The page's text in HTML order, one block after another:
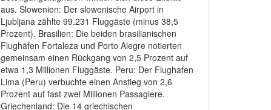
aus. Slowenien: Der slowenische Airport in
Ljubljana zählte 99.231 Fluggäste (minus 38,5
Prozent). Brasilien: Die beiden brasilianischen
Flughäfen Fortaleza und Porto Alegre notierten
gemeinsam einen Rückgang von 2,5 Prozent auf
etwa 1,3 Millionen Fluggäste. Peru: Der Flughafen
Lima (Peru) verbuchte einen Anstieg von 2,6
Prozent auf fast zwei Millionen Passagiere.
Griechenland: Die 14 griechischen